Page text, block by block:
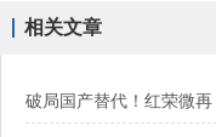
相关文章